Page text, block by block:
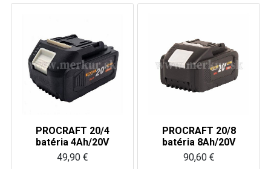
PROCRAFT 20/4
batéria 4Ah/20V
49,90 €
PROCRAFT 20/8
batéria 8Ah/20V
90,60 €